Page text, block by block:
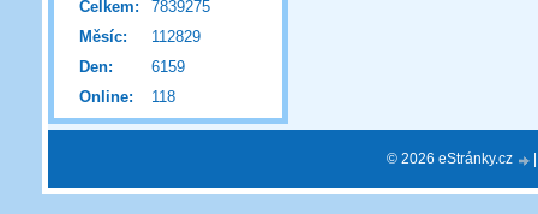
Online: 118
Celkem:
7839275
Měsíc:
112829
Den:
6159
© 2026 eStránky.cz